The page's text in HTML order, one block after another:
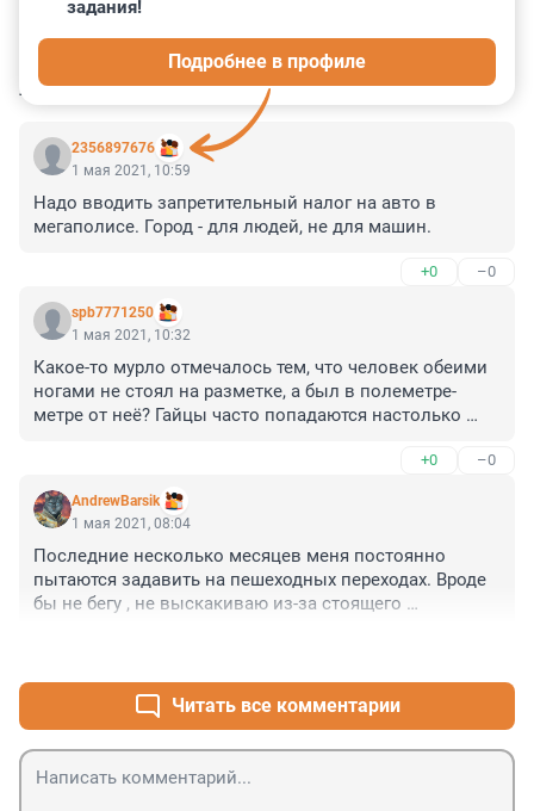
КОММЕНТАРИИ 16
2356897676
задания!
Подробнее в профиле
1 мая 2021, 10:59
Надо вводить запретительный налог на авто в
мегаполисе. Город - для людей, не для машин.
+0 –0
spb7771250
1 мая 2021, 10:32
Какое-то мурло отмечалось тем, что человек обеими
ногами не стоял на разметке, а был в полеметре-
метре от неё? Гайцы часто попадаются настолько
+0 –0
AndrewBarsik
1 мая 2021, 08:04
Последние несколько месяцев меня постоянно
пытаются задавить на пешеходных переходах. Вроде
бы не бегу , не выскакиваю из-за стоящего
Читать все комментарии